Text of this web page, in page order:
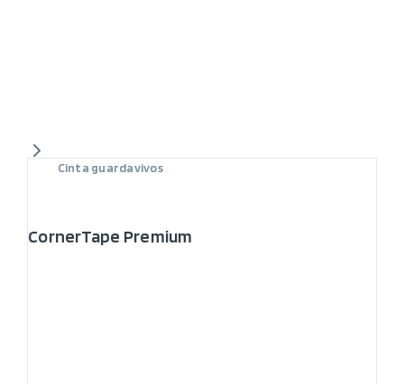
Cinta guardavivos
CornerTape Premium